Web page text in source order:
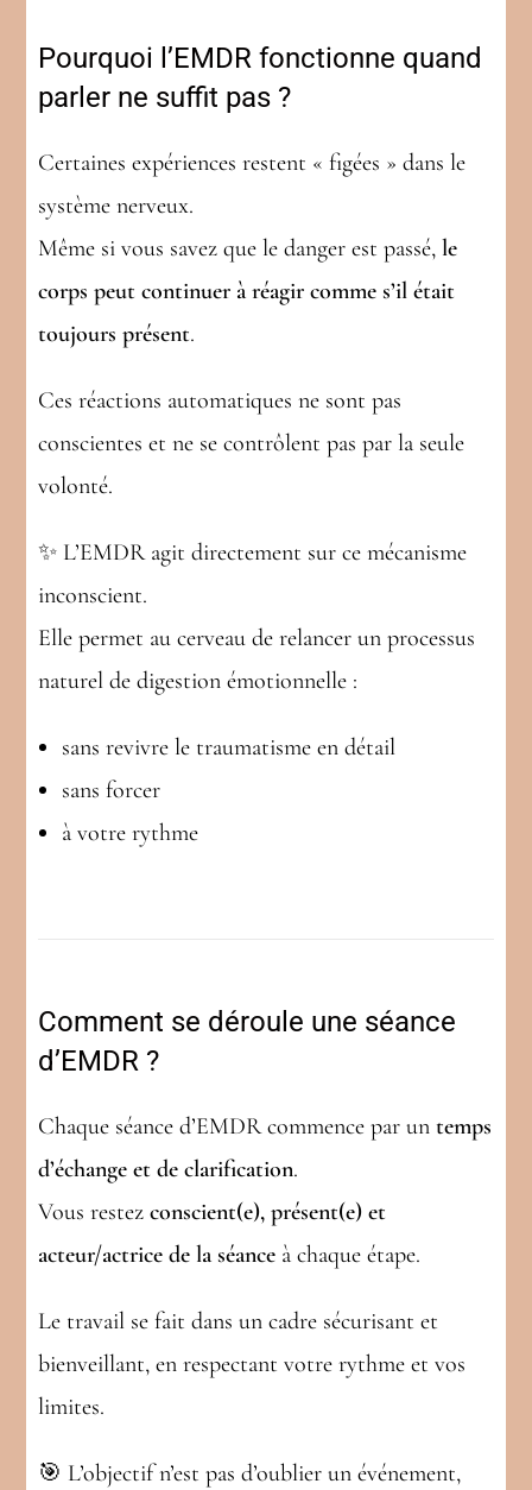
Pourquoi l’EMDR fonctionne quand
parler ne suffit pas ?
Certaines expériences restent « figées » dans le
système nerveux.
Même si vous savez que le danger est passé,le
corps peut continuer à réagir comme s’il était
toujours présent.
Ces réactions automatiques ne sont pas
conscientes et ne se contrôlent pas par la seule
volonté.
✨ L’EMDR agit directement sur ce mécanisme
inconscient.
Elle permet au cerveau de relancer un processus
naturel de digestion émotionnelle :
sans revivre le traumatisme en détail
sans forcer
à votre rythme
Comment se déroule une séance
d’EMDR ?
Chaque séance d’EMDR commence par untemps
d’échange et de clarification.
Vous restezconscient(e), présent(e) et
acteur/actrice de la séance à chaque étape.
Le travail se fait dans un cadre sécurisant et
bienveillant, en respectant votre rythme et vos
limites.
🎯 L’objectif n’est pas d’oublier un événement,